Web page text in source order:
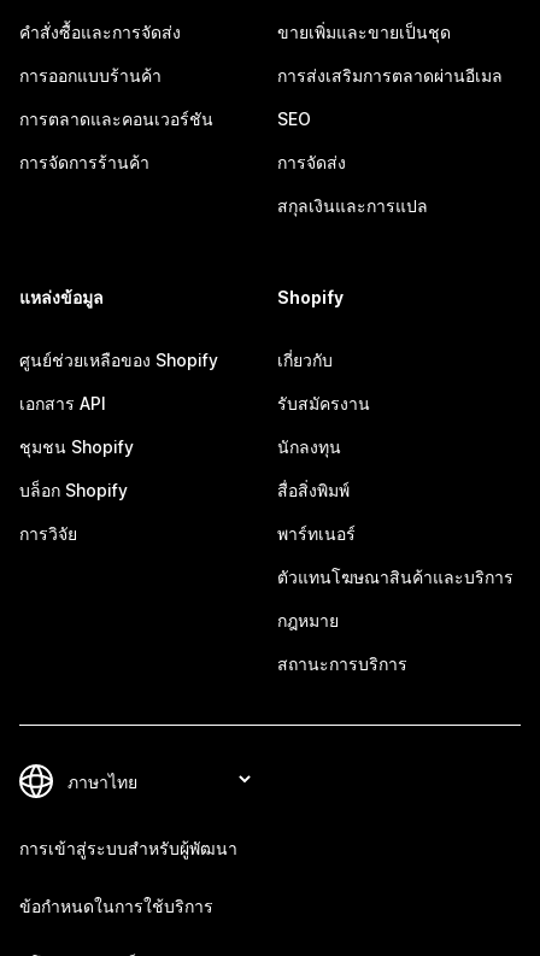
คำสั่งซื้อและการจัดส่ง
การออกแบบร้านค้า
การตลาดและคอนเวอร์ชัน
การจัดการร้านค้า
ขายเพิ่มและขายเป็นชุด
การส่งเสริมการตลาดผ่านอีเมล
SEO
การจัดส่ง
สกุลเงินและการแปล
แหล่งข้อมูล
ศูนย์ช่วยเหลือของ Shopify
เอกสาร API
ชุมชน Shopify
บล็อก Shopify
การวิจัย
Shopify
เกี่ยวกับ
รับสมัครงาน
นักลงทุน
สื่อสิ่งพิมพ์
พาร์ทเนอร์
ตัวแทนโฆษณาสินค้าและบริการ
กฎหมาย
สถานะการบริการ
การเข้าสู่ระบบสำหรับผู้พัฒนา
ข้อกำหนดในการใช้บริการ